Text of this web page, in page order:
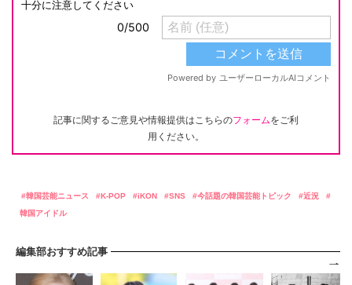
記事に関するご意見や情報提供はこちらのフォームをご利
用ください。
韓国芸能ニュース K-POP iKON SNS 今話題の韓国芸能トピック
近況
韓国アイドル
編集部おすすめ記事